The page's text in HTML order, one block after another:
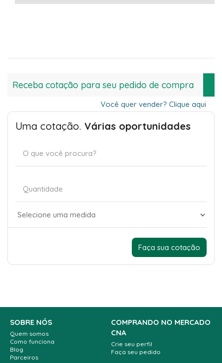
Receba cotação para seu pedido de compra
Você quer vender? Clique aqui
Uma cotação. Várias oportunidades
SOBRE NÓS
Quem somos
Como funciona
Blog
Parceiros
COMPRANDO NO MERCADO
CNA
Crie seu perfil
Faça seu pedido